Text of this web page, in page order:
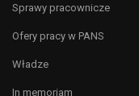
Sprawy pracownicze
Ofery pracy w PANS
Władze
In memoriam